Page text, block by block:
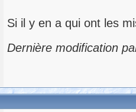
Si il y en a qui ont les
Dernière modification